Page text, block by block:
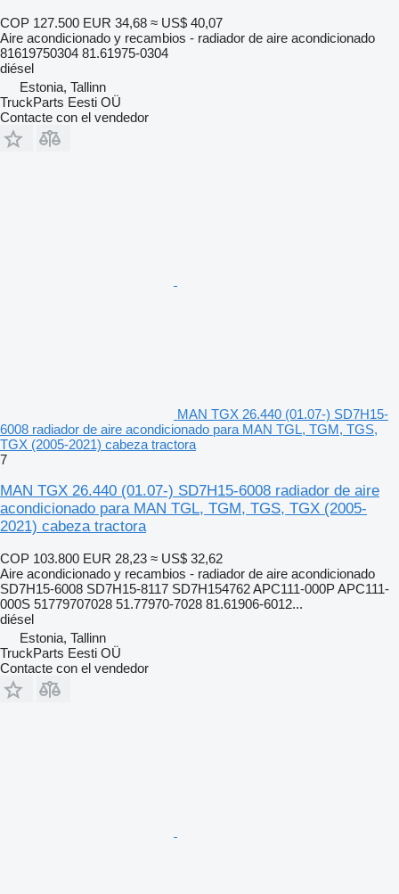
COP 127.500 EUR 34,68 ≈ US$ 40,07
Aire acondicionado y recambios - radiador de aire acondicionado
81619750304 81.61975-0304
diésel
Estonia, Tallinn
TruckParts Eesti OÜ
Contacte con el vendedor
MAN TGX 26.440 (01.07-) SD7H15-
6008 radiador de aire acondicionado para MAN TGL, TGM, TGS,
TGX (2005-2021) cabeza tractora
7
MAN TGX 26.440 (01.07-) SD7H15-6008 radiador de aire
acondicionado para MAN TGL, TGM, TGS, TGX (2005-
2021) cabeza tractora
COP 103.800 EUR 28,23 ≈ US$ 32,62
Aire acondicionado y recambios - radiador de aire acondicionado
SD7H15-6008 SD7H15-8117 SD7H154762 APC111-000P APC111-
000S 51779707028 51.77970-7028 81.61906-6012...
diésel
Estonia, Tallinn
TruckParts Eesti OÜ
Contacte con el vendedor